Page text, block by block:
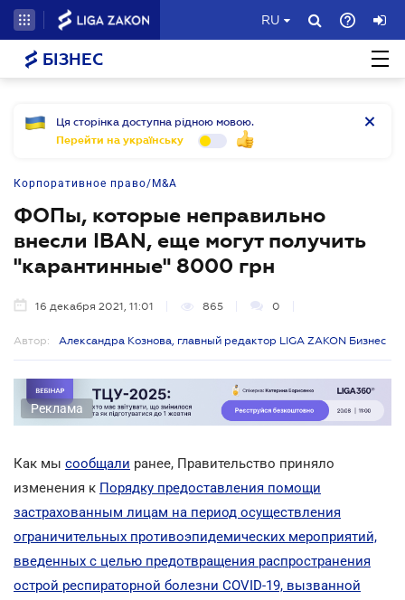
RU
БІЗНЕС
Ця сторінка доступна рідною мовою.
Перейти на українську
Корпоративное право/M&A
ФОПы, которые неправильно
внесли IBAN, еще могут получить
"карантинные" 8000 грн
16 декабря 2021, 11:01 865 0
Автор: Александра Кознова, главный редактор LIGA ZAKON Бизнес
Реклама
Как мы сообщали ранее, Правительство приняло
изменения к Порядку предоставления помощи
застрахованным лицам на период осуществления
ограничительных противоэпидемических мероприятий,
введенных с целью предотвращения распространения
острой респираторной болезни COVID-19, вызванной